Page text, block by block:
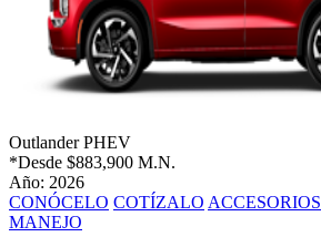
Outlander PHEV
*Desde $883,900 M.N.
Año: 2026
CONÓCELO COTÍZALO ACCESORIOS
MANEJO